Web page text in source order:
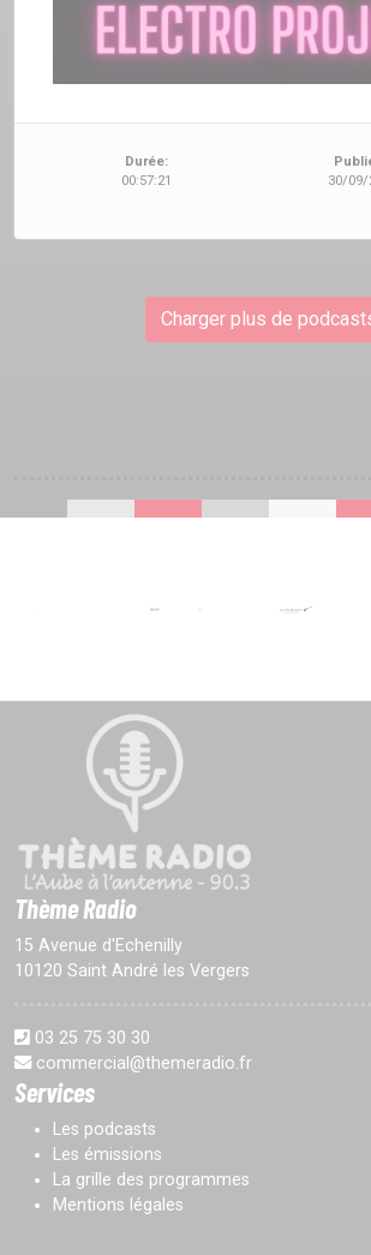
Durée:
00:57:21
30/09/
Charger plus de
Thème Radio
15 Avenue d'Echenilly
10120 Saint André les Vergers
03 25 75 30 30
commercial@themeradio.fr
Services
Les podcasts
Les émissions
La grille des programmes
Mentions légales